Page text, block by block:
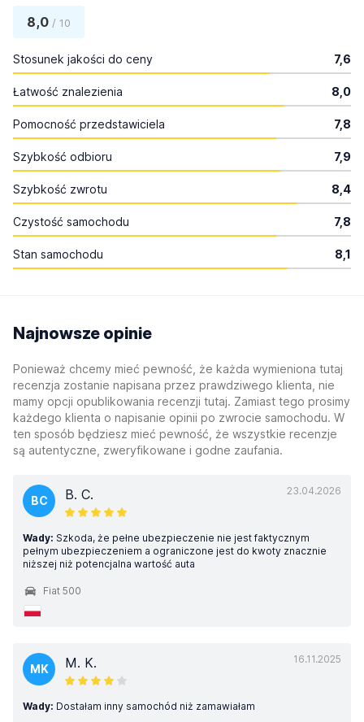
8,0 / 10
Stosunek jakości do ceny 7,6
Łatwość znalezienia 8,0
Pomocność przedstawiciela 7,8
Szybkość odbioru 7,9
Szybkość zwrotu 8,4
Czystość samochodu 7,8
Stan samochodu 8,1
Najnowsze opinie
Ponieważ chcemy mieć pewność, że każda wymieniona tutaj
recenzja zostanie napisana przez prawdziwego klienta, nie
mamy opcji opublikowania recenzji tutaj. Zamiast tego prosimy
każdego klienta o napisanie opinii po zwrocie samochodu. W
ten sposób będziesz mieć pewność, że wszystkie recenzje
są autentyczne, zweryfikowane i godne zaufania.
23.04.2026
BC B. C.
Wady: Szkoda, że pełne ubezpieczenie nie jest faktycznym
pełnym ubezpieczeniem a ograniczone jest do kwoty znacznie
niższej niż potencjalna wartość auta
Fiat 500
16.11.2025
MK M. K.
Wady: Dostałam inny samochód niż zamawiałam